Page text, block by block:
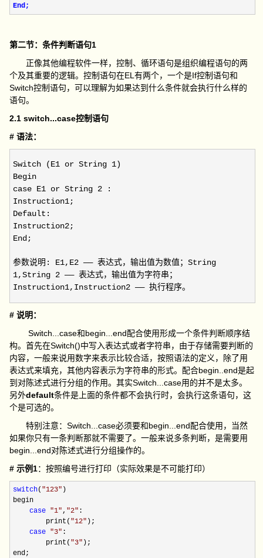
End;
第二节：条件判断语句1
正像其他编程软件一样，控制、循环语句是组织编程语句的两
个及其重要的逻辑。控制语句在EL有两个，一个是If控制语句和
Switch控制语句，可以理解为如果达到什么条件就会执行什么样的
语句。
2.1 switch...case控制语句
# 语法：
Switch (E1 or String 1)
Begin
case E1 or String 2 :
Instruction1;
Default:
Instruction2;
End;
参数说明: E1,E2 —— 表达式，输出值为数值；String
1,String 2 —— 表达式，输出值为字符串；
Instruction1,Instruction2 —— 执行程序。
# 说明：
Switch...case和begin...end配合使用形成一个条件判断顺序结
构。首先在Switch()中写入表达式或者字符串，由于存储需要判断的
内容，一般来说用数字来表示比较合适，按照语法的定义，除了用
表达式来填充，其他内容表示为字符串的形式。配合begin..end是起
到对陈述式进行分组的作用。其实Switch...case用的并不是太多。
另外default条件是上面的条件都不会执行时，会执行这条语句，这
个是可选的。
特别注意：Switch...case必须要和begin...end配合使用，当然
如果你只有一条判断那就不需要了。一般来说多条判断，是需要用
begin...end对陈述式进行分组操作的。
# 示例1：按照编号进行打印（实际效果是不可能打印）
switch( "123" )
begin
case "1", "2" :
        print(
"12" );
case "3" :
        print(
"3" );
end;